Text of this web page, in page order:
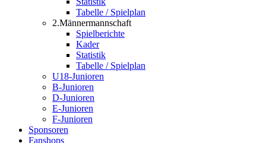
Tabelle / Spielplan
2.Männermannschaft
Spielberichte
Kader
Statistik
Tabelle / Spielplan
U18-Junioren
B-Junioren
D-Junioren
E-Junioren
F-Junioren
Sponsoren
Fanshops